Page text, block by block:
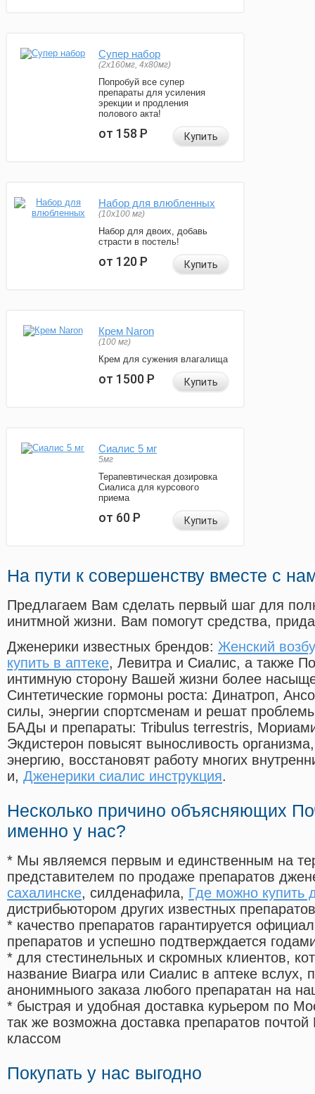
Супер набор
(2х160мг, 4х80мг)
Попробуй все супер
препараты для усиления
эрекции и продления
полового акта!
от 158Р Купить
Набор для влюбленных
(10х100 мг)
Набор для двоих, добавь
страсти в постель!
от 120Р Купить
Крем Naron
(100 мг)
Крем для сужения влагалища
от 1500Р Купить
Сиалис 5 мг
5мг
Терапевтическая дозировка
Сиалиса для курсового
приема
от 60Р Купить
На пути к совершенству вместе с
Предлагаем Вам сделать первый шаг для
инитмной жизни. Вам помогут средства,
Дженерики известных брендов: Женский
купить в аптеке, Левитра и Сиалис, а также
интимную сторону Вашей жизни более
Синтетические гормоны роста: Динатроп,
силы, энергии спортсменам и решат
БАДы и препараты: Tribulus terrestris,
Экдистерон повысят выносливость
энергию, восстановят работу многих
и, Дженерики сиалис инструкция.
Несколько причино объясняющих
именно у нас?
* Мы являемся первым и единственным на
представителем по продаже препаратов
сахалинске, силденафила, Где можно купить
дистрибьютором других известных препаратов
* качество препаратов гарантируется
препаратов и успешно подтверждается
* для стестинельных и скромных клиентов,
название Виагра или Сиалис в аптеке вслух,
анонимныого заказа любого препаратан на
* быстрая и удобная доставка курьером по
так же возможна доставка препаратов
классом
Покупать у нас выгодно